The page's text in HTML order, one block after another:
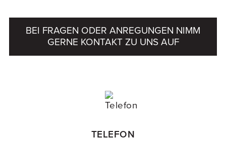
BEI FRAGEN ODER ANREGUNGEN NIMM
GERNE KONTAKT ZU UNS AUF
TELEFON